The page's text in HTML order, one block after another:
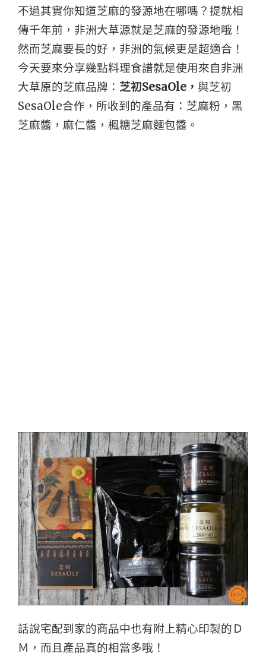
不過其實你知道芝麻的發源地在哪嗎？提就相
傳千年前，非洲大草源就是芝麻的發源地哦！
然而芝麻要長的好，非洲的氣候更是超適合！
今天要來分享幾點料理食譜就是使用來自非洲
大草原的芝麻品牌： 芝初SesaOle， 與芝初
SesaOle合作，所收到的產品有：芝麻粉，黑
芝麻醬，麻仁醬， 楓糖芝麻麵包醬。
話說宅配到家的商品中也有附上精心印製的Ｄ
Ｍ，而且產品真的相當多哦！